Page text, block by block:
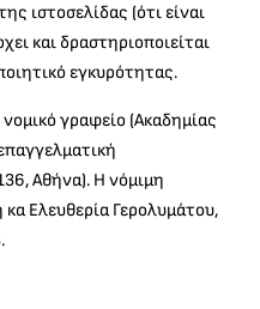
ιστοσελίδας (ότι είναι
και δραστηριοποιείται
εγκυρότητας.
γραφείο (Ακαδημίας
Αθήνα). Η νόμιμη
Ελευθερία Γερολυμάτου,